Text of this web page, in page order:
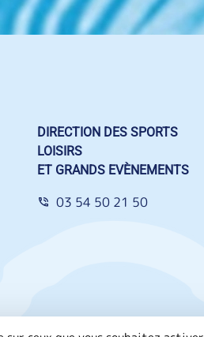
DIRECTION DES SPORTS
LOISIRS
ET GRANDS EVÈNEMENTS
03 54 50 21 50